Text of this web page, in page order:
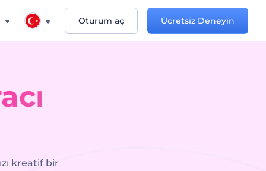
Oturum aç Ücretsiz Deneyin
kreatif bir